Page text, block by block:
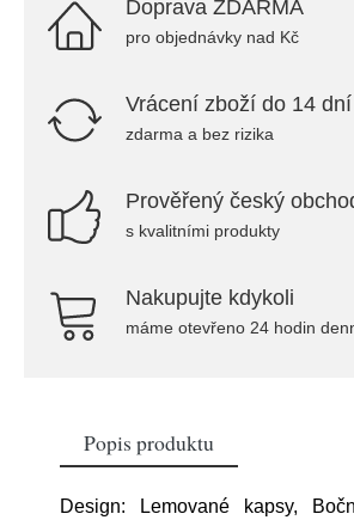
Doprava ZDARMA
pro objednávky nad Kč
Vrácení zboží do 14 dní
zdarma a bez rizika
Prověřený český
s kvalitními produkty
Nakupujte kdykoli
máme otevřeno 24 hodin
Popis produktu
Design: Lemované kapsy,